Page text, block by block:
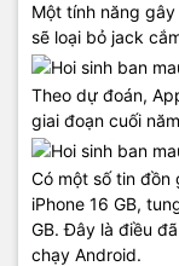
Một tính năng
sẽ loại bỏ jack
Theo dự đoán,
giai đoạn cuối
Có một số tin đồn
iPhone 16 GB,
GB. Đây là điều
chạy Android.